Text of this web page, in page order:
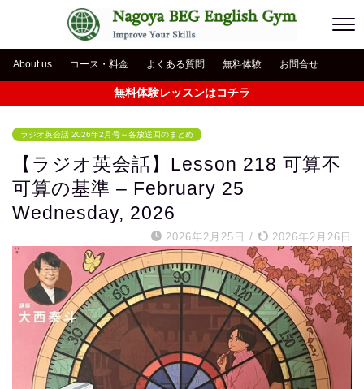
About us コース・料金 よくある質問 無料体験 お問合せ
無料体験レッスンはコチラ
ラジオ英会話 2026年2月号～各放送回のまとめ
【ラジオ英会話】Lesson 218 可算不
可算の基準 – February 25
Wednesday, 2026
2026年2月25日 / 2026年2月26日